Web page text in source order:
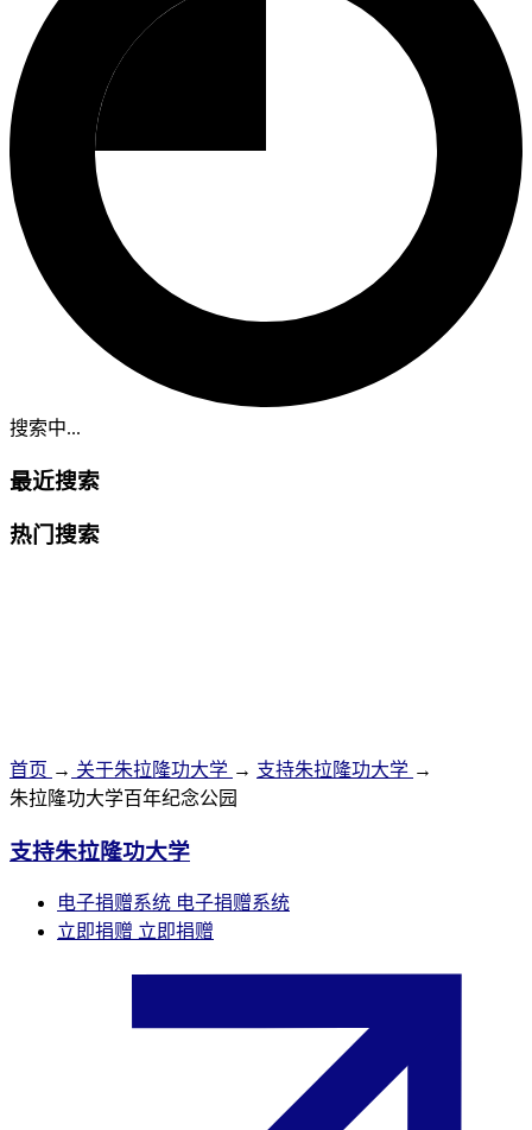
搜索中...
最近搜索
热门搜索
首页 → 关于朱拉隆功大学 → 支持朱拉隆功大学 →
朱拉隆功大学百年纪念公园
支持朱拉隆功大学
电子捐赠系统 电子捐赠系统
立即捐赠 立即捐赠